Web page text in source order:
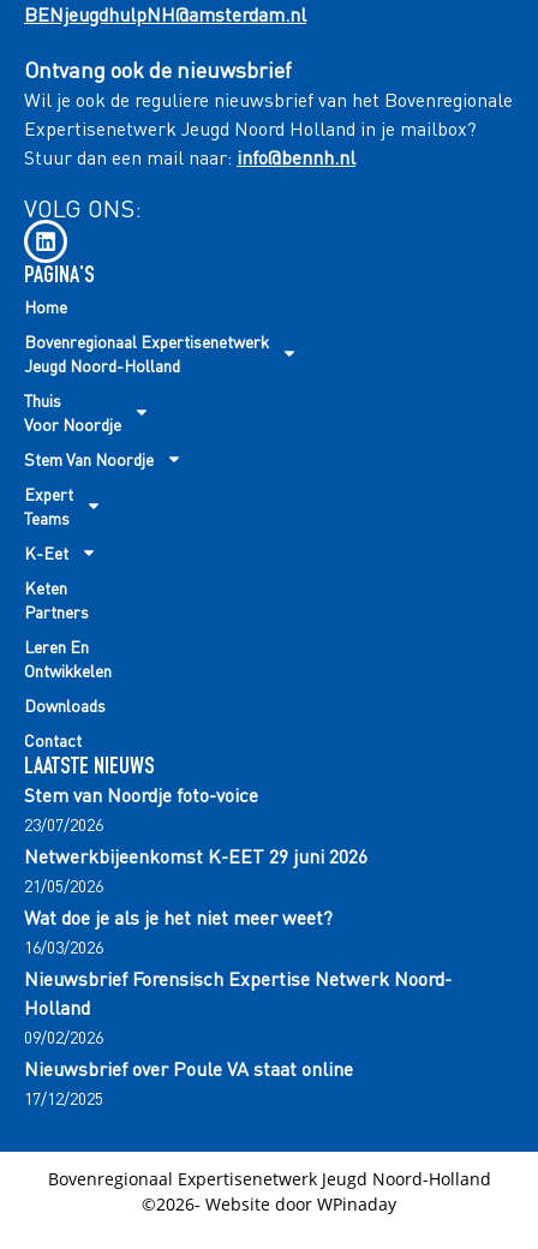
BENjeugdhulpNH@amsterdam.nl
Ontvang ook de nieuwsbrief
Wil je ook de reguliere nieuwsbrief van het Bovenregionale
Expertisenetwerk Jeugd Noord Holland in je mailbox?
Stuur dan een mail naar: info@bennh.nl
VOLG ONS:
PAGINA'S
Home
Bovenregionaal Expertisenetwerk
Jeugd Noord-Holland
Thuis
Voor Noordje
Stem Van Noordje
Expert
Teams
K-Eet
Keten
Partners
Leren En
Ontwikkelen
Downloads
Contact
LAATSTE NIEUWS
Stem van Noordje foto-voice
23/07/2026
Netwerkbijeenkomst K-EET 29 juni 2026
21/05/2026
Wat doe je als je het niet meer weet?
16/03/2026
Nieuwsbrief Forensisch Expertise Netwerk Noord-
Holland
09/02/2026
Nieuwsbrief over Poule VA staat online
17/12/2025
Bovenregionaal Expertisenetwerk Jeugd Noord-Holland
©2026- Website door WPinaday